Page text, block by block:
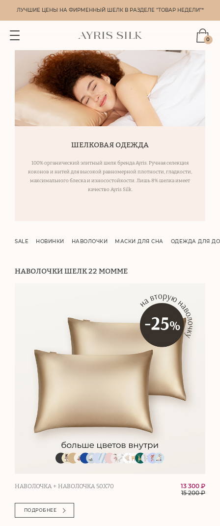
ЛУЧШИЕ ЦЕНЫ НА ФИРМЕННЫЙ ШЕЛК В РАЗДЕЛЕ "ТОВАР НЕДЕЛИ"*
0
ШЕЛКОВАЯ ОДЕЖДА
100% органический элитный шелк бренда Ayris. Ручная селекция
коконов и нитей для высокой равномерной плотности, гладкости,
максимального блеска и износостойкости. Лишь 8% шелка имеет
качество Ayris Silk.
SALE НОВИНКИ НАВОЛОЧКИ МАСКИ ДЛЯ СНА ОДЕЖДА ДЛЯ
НАВОЛОЧКИ ШЕЛК 22 МОММЕ
НАВОЛОЧКА + НАВОЛОЧКА 50Х70
13 300 ₽
15 200₽
ПОДРОБНЕЕ